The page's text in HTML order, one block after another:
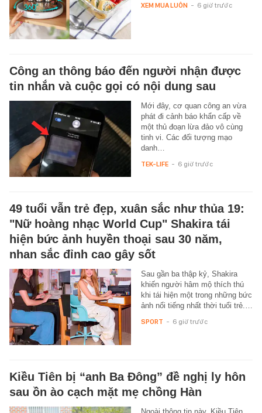
XEM MUA LUÔN - 6 giờ trước
Công an thông báo đến người nhận được
tin nhắn và cuộc gọi có nội dung sau
Mới đây, cơ quan công an vừa
phát đi cảnh báo khẩn cấp về
một thủ đoạn lừa đảo vô cùng
tinh vi. Các đối tượng mạo
danh…
TEK-LIFE - 6 giờ trước
49 tuổi vẫn trẻ đẹp, xuân sắc như thủa 19:
"Nữ hoàng nhạc World Cup" Shakira tái
hiện bức ảnh huyền thoại sau 30 năm,
nhan sắc đỉnh cao gây sốt
Sau gần ba thập kỷ, Shakira
khiến người hâm mộ thích thú
khi tái hiện một trong những bức
ảnh nổi tiếng nhất thời tuổi trẻ.…
SPORT - 6 giờ trước
Kiều Tiên bị “anh Ba Đông” đề nghị ly hôn
sau ồn ào cạch mặt mẹ chồng Hàn